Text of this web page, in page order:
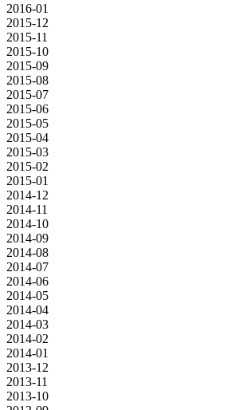
2016-01
2015-12
2015-11
2015-10
2015-09
2015-08
2015-07
2015-06
2015-05
2015-04
2015-03
2015-02
2015-01
2014-12
2014-11
2014-10
2014-09
2014-08
2014-07
2014-06
2014-05
2014-04
2014-03
2014-02
2014-01
2013-12
2013-11
2013-10